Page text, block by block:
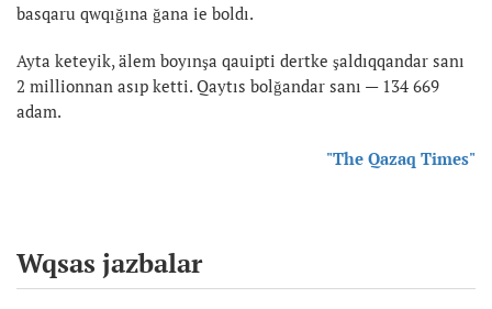
basqaru qwqığına ğana ie boldı.
Ayta keteyik, älem boyınşa qauipti dertke şaldıqqandar sanı
2 millionnan asıp ketti. Qaytıs bolğandar sanı — 134 669
adam.
"The Qazaq Times"
Wqsas jazbalar